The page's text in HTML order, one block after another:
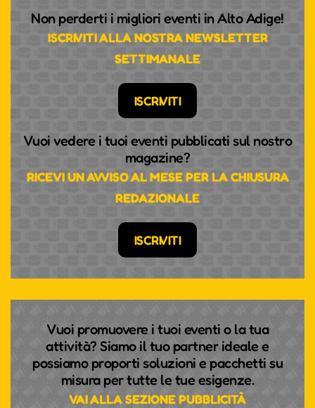
Non perderti i migliori eventi in Alto Adige!
ISCRIVITI ALLA NOSTRA NEWSLETTER
SETTIMANALE
ISCRIVITI
Vuoi vedere i tuoi eventi pubblicati sul nostro
magazine?
RICEVI UN AVVISO AL MESE PER LA CHIUSURA
REDAZIONALE
ISCRIVITI
Vuoi promuovere i tuoi eventi o la tua
attività? Siamo il tuo partner ideale e
possiamo proporti soluzioni e pacchetti su
misura per tutte le tue esigenze.
VAI ALLA SEZIONE PUBBLICITÀ